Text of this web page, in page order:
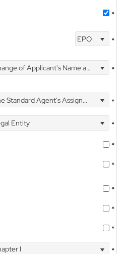
*
EPO *
of Applicant's Name and Address *
Standard Agent's Assignment
*
Entity
*
*
*
*
*
*
I *